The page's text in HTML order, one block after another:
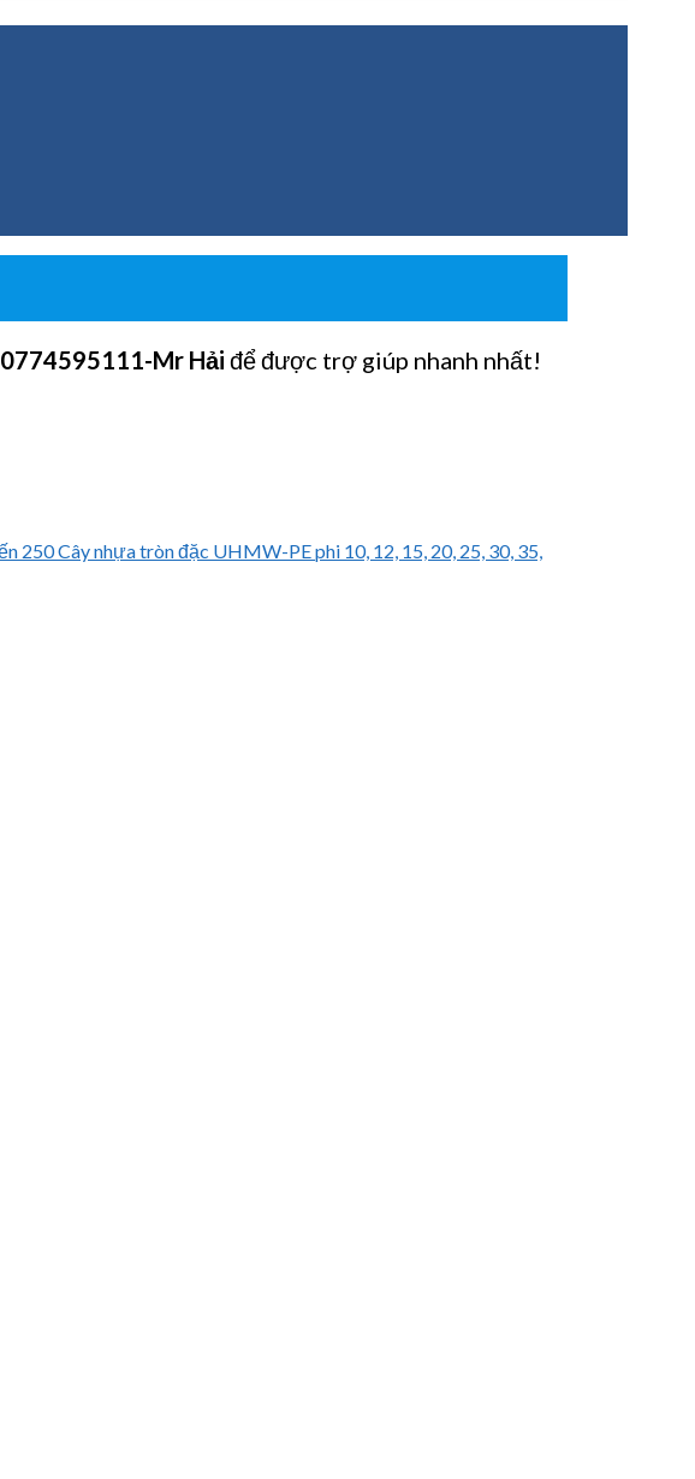
0774595111-Mr Hải để được trợ giúp nhanh nhất!
Cây nhựa tròn đặc UHMW-PE phi 10, 12, 15, 20, 25, 30, 35,